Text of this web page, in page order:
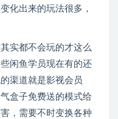
化出来的玩法很多，
实都不会玩的才这么
闲鱼学员现在有的还
渠道就是影视会员
盒子免费送的模式给
，需要不时变换各种